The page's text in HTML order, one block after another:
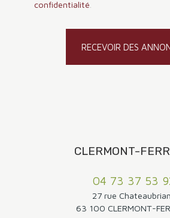
confidentialité
RECEVOIR DES
CLERMONT-
04 73 37 53
27 rue
63 100 CLERMONT-